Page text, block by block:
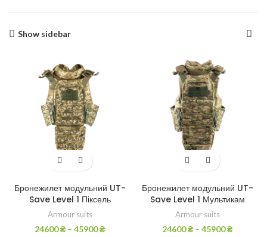
Show sidebar
Бронежилет модульний UT-
Save Level 1 Піксель
Armour suits
24600₴ – 45900₴
Бронежилет модульний UT-
Save Level 1 Мультикам
Armour suits
24600₴ – 45900₴